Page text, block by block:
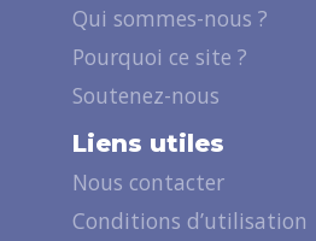
Qui sommes-nous ?
Pourquoi ce site ?
Soutenez-nous
Liens utiles
Nous contacter
Conditions d’utilisation